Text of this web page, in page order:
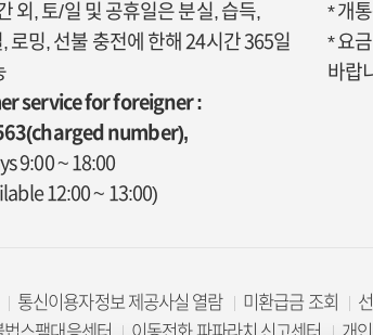
외, 토/일 및 공휴일은 분실, 습득,
로밍, 선불 충전에 한해 24시간 365일
service for foreigner :
number),
9:00 ~ 18:00
12:00 ~ 13:00)
* 개
* 요
바랍
통신이용자정보 제공사실 열람 미환급금 조회
법스팸대응센터 이동전화 파파라치 신고센터 개